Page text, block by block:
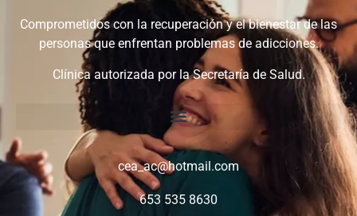
Comprometidos con la recuperación y el bienestar de las
personas que enfrentan problemas de adicciones.
Clínica autorizada por la Secretaría de Salud.
cea_ac@hotmail.com
653 535 8630